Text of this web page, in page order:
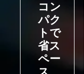
コン
パク
トで
省ス
ペー